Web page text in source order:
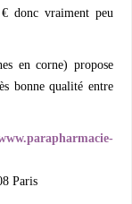
donc vraiment peu
en corne) propose
bonne qualité entre
Paris